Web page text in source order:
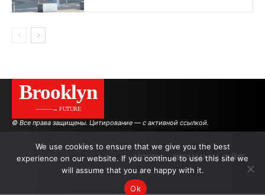
Brooklyn
———→ FUTURE
© Все права защищены. Цитирование — с активной ссылкой.
АВТОРЫ РЕКЛАМА НА САЙТЕ
We use cookies to ensure that we give you the best
experience on our website. If you continue to use this site we
will assume that you are happy with it.
Ok